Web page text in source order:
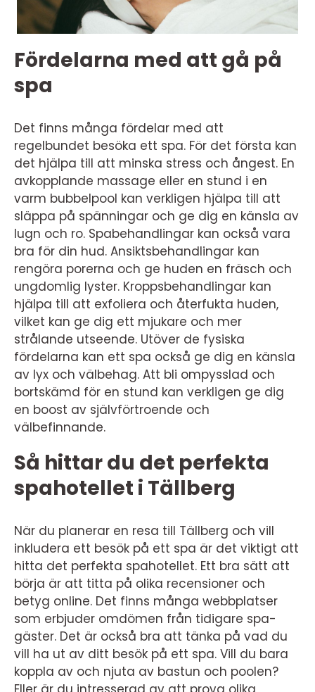
Fördelarna med att gå på
spa
Det finns många fördelar med att
regelbundet besöka ett spa. För det första kan
det hjälpa till att minska stress och ångest. En
avkopplande massage eller en stund i en
varm bubbelpool kan verkligen hjälpa till att
släppa på spänningar och ge dig en känsla av
lugn och ro. Spabehandlingar kan också vara
bra för din hud. Ansiktsbehandlingar kan
rengöra porerna och ge huden en fräsch och
ungdomlig lyster. Kroppsbehandlingar kan
hjälpa till att exfoliera och återfukta huden,
vilket kan ge dig ett mjukare och mer
strålande utseende. Utöver de fysiska
fördelarna kan ett spa också ge dig en känsla
av lyx och välbehag. Att bli ompysslad och
bortskämd för en stund kan verkligen ge dig
en boost av självförtroende och
välbefinnande.
Så hittar du det perfekta
spahotellet i Tällberg
När du planerar en resa till Tällberg och vill
inkludera ett besök på ett spa är det viktigt att
hitta det perfekta spahotellet. Ett bra sätt att
börja är att titta på olika recensioner och
betyg online. Det finns många webbplatser
som erbjuder omdömen från tidigare spa-
gäster. Det är också bra att tänka på vad du
vill ha ut av ditt besök på ett spa. Vill du bara
koppla av och njuta av bastun och poolen?